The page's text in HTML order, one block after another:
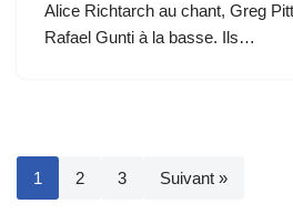
Alice Richtarch au chant, Greg
Rafael Gunti à la basse. Ils…
1 2 3 Suivant »